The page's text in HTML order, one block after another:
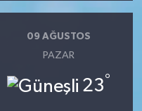
09 AĞUSTOS
PAZAR
23°